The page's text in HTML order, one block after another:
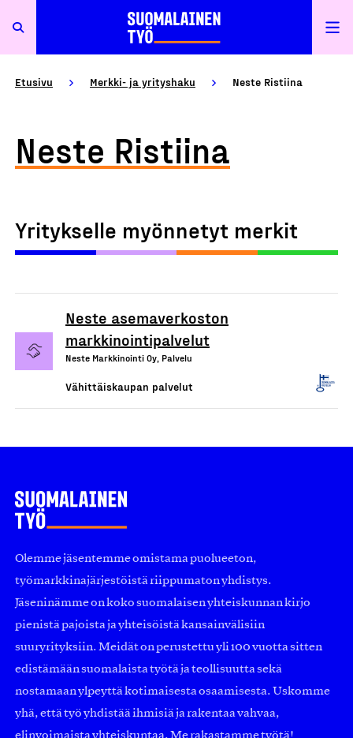
Etusivu Merkki- ja yrityshaku Neste Ristiina
Neste Ristiina
Yritykselle myönnetyt merkit
Neste asemaverkoston
markkinointipalvelut
Neste Markkinointi Oy, Palvelu
Vähittäiskaupan palvelut
Olemme jäsentemme omistama puolueeton,
työmarkkinajärjestöistä riippumaton yhdistys.
Jäseninämme on koko suomalaisen yhteiskunnan kirjo
pienistä pajoista ja yhteisöistä kansainvälisiin
suuryrityksiin. Meidät on perustettu yli 100 vuotta sitten
edistämään suomalaista työtä ja teollisuutta sekä
nostamaan ylpeyttä kotimaisesta osaamisesta. Uskomme
yhä, että työ yhdistää ihmisiä ja rakentaa vahvaa,
elinvoimaista yhteiskuntaa. Me rakastamme työtä!